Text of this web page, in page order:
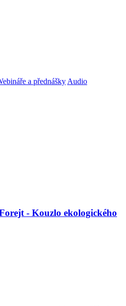
a přednášky Audio
- Kouzlo ekologického